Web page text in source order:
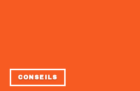
CONSEILS